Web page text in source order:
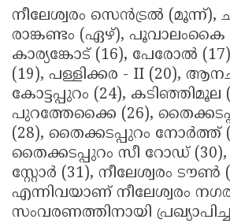
നീലേശ്വരം സെൻട്രൽ (മൂന്ന്),
രാങ്കണ്ടം (ഏഴ്), പൂവാലംകൈ
കാര്യങ്കോട് (16), പേരോൽ
(19), പള്ളിക്കര - II (20),
കോട്ടപ്പുറം (24), കടിഞ്ഞിമൂല
പുറത്തേക്കൈ (26),
(28), തൈക്കടപ്പുറം നോർത്ത്
തൈക്കടപ്പുറം സീ റോഡ്
സ്റ്റോർ (31), നീലേശ്വരം ടൗൺ
എന്നിവയാണ് നീലേശ്വരം
സംവരണത്തിനായി